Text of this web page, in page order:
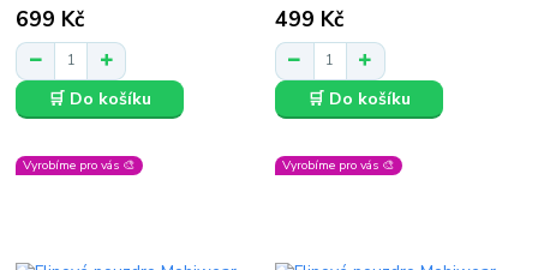
699 Kč
🛒 Do košíku
499 Kč
🛒 Do košíku
Vyrobíme pro vás 🎨 Vyrobíme pro vás 🎨